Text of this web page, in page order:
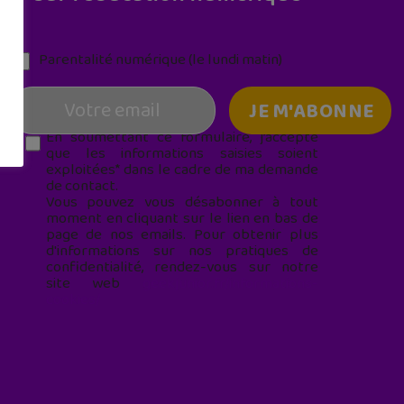
Parentalité numérique (le lundi matin)
En soumettant ce formulaire, j’accepte
que les informations saisies soient
exploitées* dans le cadre de ma demande
de contact.
Vous pouvez vous désabonner à tout
moment en cliquant sur le lien en bas de
page de nos emails. Pour obtenir plus
d'informations sur nos pratiques de
confidentialité, rendez-vous sur notre
site web